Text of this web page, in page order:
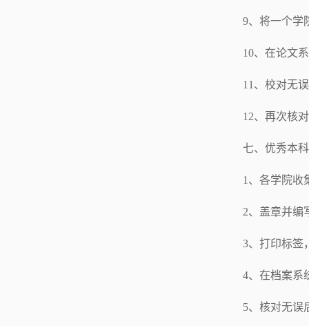
9、将一个学
10、在论文
11、校对无
12、再次核
七、优秀本
1、各学院收
2、盖章并编
3、打印标签
4、在档案系
5、核对无误